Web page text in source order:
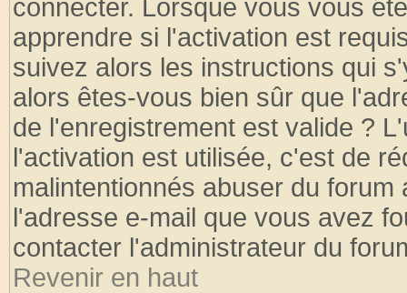
connecter. Lorsque vous vous
apprendre si l'activation est
suivez alors les instructions qui
alors êtes-vous bien sûr que
de l'enregistrement est valide ?
l'activation est utilisée, c'est de
malintentionnés abuser du
l'adresse e-mail que vous avez
contacter l'administrateur du
Revenir en haut